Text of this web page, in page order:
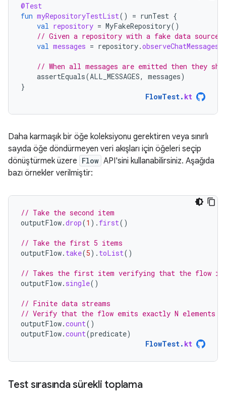
@Test
fun myRepositoryTestList() = runTest {
val repository = MyFakeRepository()
// Given a repository with a fake data source
val messages = repository.observeChatMessages
// When all messages are emitted then they should
assertEquals(ALL_MESSAGES, messages)
}
FlowTest. kt
Daha karmaşık bir öğe koleksiyonu gerektiren veya sınırlı
sayıda öğe döndürmeyen veri akışları için öğeleri seçip
dönüştürmek üzere Flow API'sini kullanabilirsiniz. Aşağıda
bazı örnekler verilmiştir:
// Take the second item
outputFlow.drop(1 ). first()
// Take the first 5 items
outputFlow. take(5). toList()
// Takes the first item verifying that the flow is
outputFlow. single()
// Finite data streams
// Verify that the flow emits exactly N elements
outputFlow.count()
outputFlow.count(predicate)
FlowTest. kt
Test sırasında sürekli toplama